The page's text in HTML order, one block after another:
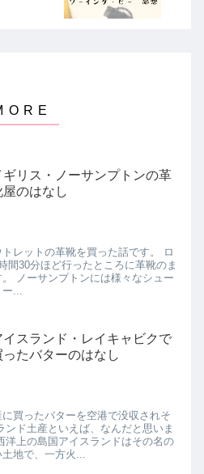
ギリス・ノーサンプトンの革
屋のはなし
レットの革靴を買った話です。 ロ
間30分ほど行ったところに革靴のま
ノーサンプトンには様々なシュー
ー...
イスランド・レイキャビクで
ったバターのはなし
買ったバターを空港で没収されそ
ンド土産といえば、なんだと思いま
洋上の島国アイスランドはその名の
地で、一方火...